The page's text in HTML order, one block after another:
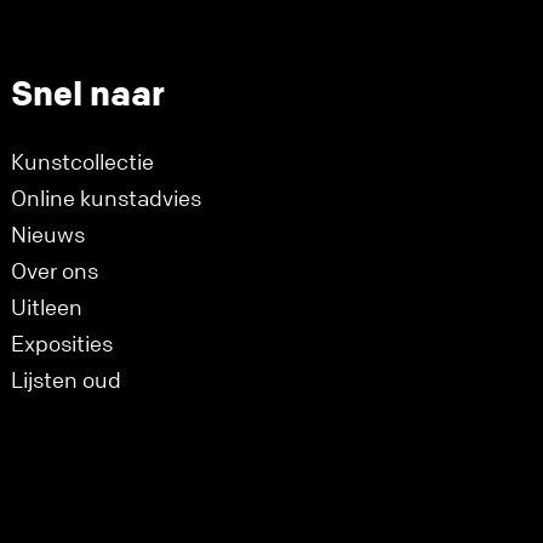
Snel naar
Kunstcollectie
Online kunstadvies
Nieuws
Over ons
Uitleen
Exposities
Lijsten oud